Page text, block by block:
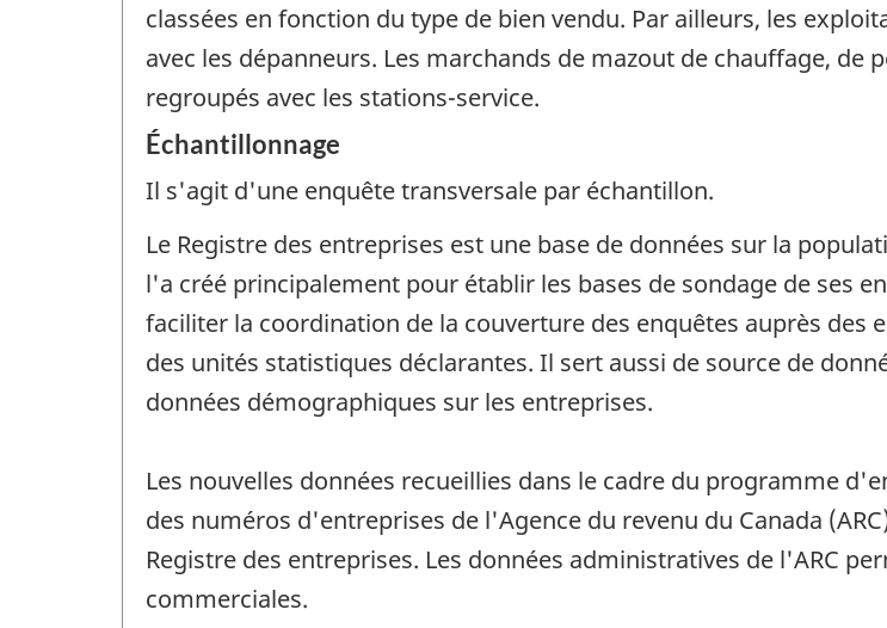
classées en fonction du type de bien vendu. Par ailleurs, les
avec les dépanneurs. Les marchands de mazout de chauffage,
regroupés avec les stations-service.
Échantillonnage
Il s'agit d'une enquête transversale par échantillon.
Le Registre des entreprises est une base de données sur la
l'a créé principalement pour établir les bases de sondage de ses
faciliter la coordination de la couverture des enquêtes auprès
des unités statistiques déclarantes. Il sert aussi de source de
données démographiques sur les entreprises.
Les nouvelles données recueillies dans le cadre du programme
des numéros d'entreprises de l'Agence du revenu du Canada
Registre des entreprises. Les données administratives de l'ARC
commerciales.